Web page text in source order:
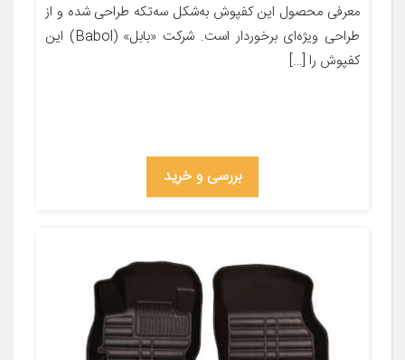
معرفی محصول این کفپوش به‌شکل سه‌تکه طراحی شده و از
طراحی ویژه‌ای برخوردار است. شرکت «بابل» (Babol) این
کفپوش را […]
بررسی و خرید